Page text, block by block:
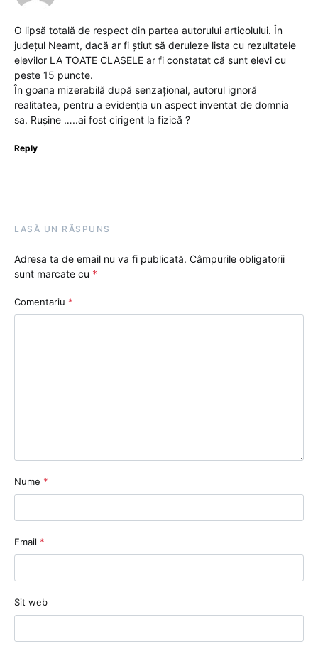
O lipsă totală de respect din partea autorului articolului. În
județul Neamt, dacă ar fi știut să deruleze lista cu rezultatele
elevilor LA TOATE CLASELE ar fi constatat că sunt elevi cu
peste 15 puncte.
În goana mizerabilă după senzațional, autorul ignoră
realitatea, pentru a evidenția un aspect inventat de domnia
sa. Rușine …..ai fost cirigent la fizică ?
Reply
LASĂ UN RĂSPUNS
Adresa ta de email nu va fi publicată. Câmpurile obligatorii
sunt marcate cu *
Comentariu *
Nume *
Email *
Sit web